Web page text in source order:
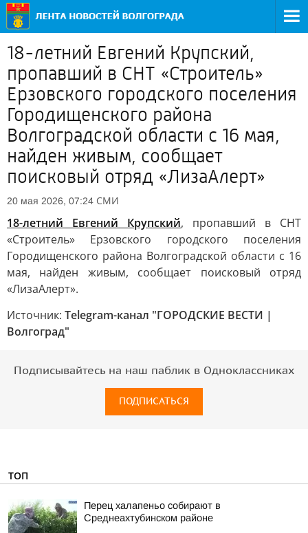
18-летний Евгений Крупский,
пропавший в СНТ «Строитель»
Ерзовского городского поселения
Городищенского района
Волгоградской области с 16 мая,
найден живым, сообщает
поисковый отряд «ЛизаАлерт»
20 мая 2026, 07:24 СМИ
18-летний Евгений Крупский, пропавший в СНТ
«Строитель» Ерзовского городского поселения
Городищенского района Волгоградской области с 16
мая, найден живым, сообщает поисковый отряд
«ЛизаАлерт».
Источник: Telegram-канал "ГОРОДСКИЕ ВЕСТИ |
Волгоград"
Подписывайтесь на наш паблик в Одноклассниках
ПОДПИСАТЬСЯ
ТОП
Перец халапеньо собирают в
Среднеахтубинском районе